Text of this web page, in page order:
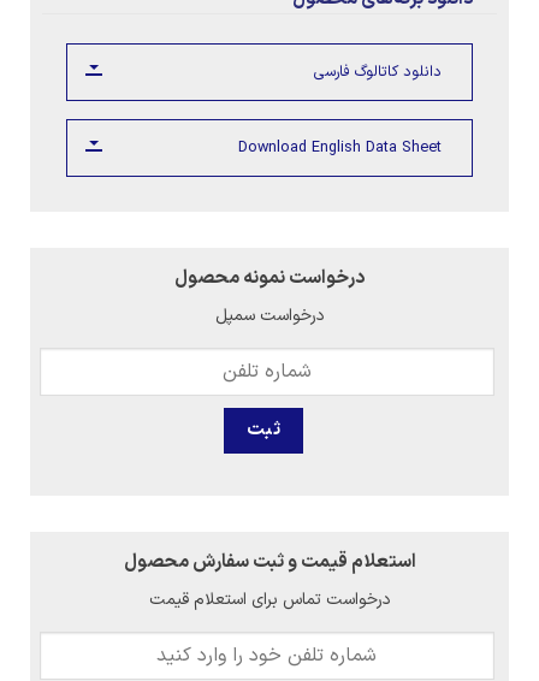
دانلود کاتالوگ فارسی
Download English Data Sheet
درخواست نمونه محصول
درخواست سمپل
استعلام قیمت و ثبت سفارش محصول
درخواست تماس برای استعلام قیمت